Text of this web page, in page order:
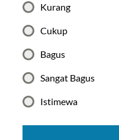
Kurang
Cukup
Bagus
Sangat Bagus
Istimewa